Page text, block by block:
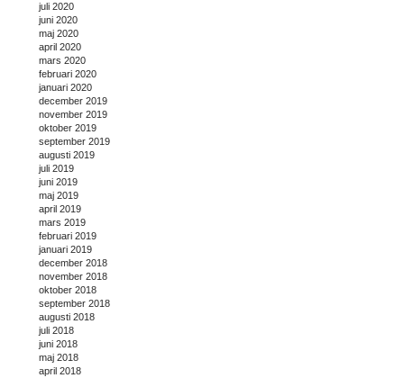
juli 2020
juni 2020
maj 2020
april 2020
mars 2020
februari 2020
januari 2020
december 2019
november 2019
oktober 2019
september 2019
augusti 2019
juli 2019
juni 2019
maj 2019
april 2019
mars 2019
februari 2019
januari 2019
december 2018
november 2018
oktober 2018
september 2018
augusti 2018
juli 2018
juni 2018
maj 2018
april 2018